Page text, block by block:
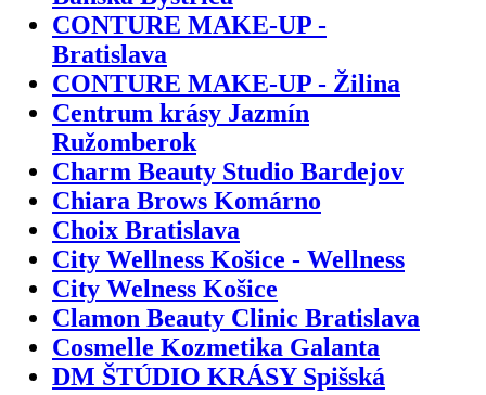
CONTURE MAKE-UP -
Bratislava
CONTURE MAKE-UP - Žilina
Centrum krásy Jazmín
Ružomberok
Charm Beauty Studio Bardejov
Chiara Brows Komárno
Choix Bratislava
City Wellness Košice - Wellness
City Welness Košice
Clamon Beauty Clinic Bratislava
Cosmelle Kozmetika Galanta
DM ŠTÚDIO KRÁSY Spišská